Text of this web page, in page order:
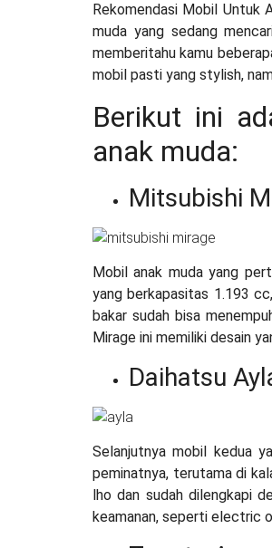
Rekomendasi Mobil Untuk
muda yang sedang
memberitahu kamu
mobil pasti yang stylish,
Berikut ini
anak muda:
Mitsubishi
Mobil anak muda yang
yang berkapasitas 1.193
bakar sudah bisa
Mirage ini memiliki desain
Daihatsu
Selanjutnya mobil kedua
peminatnya, terutama di
lho dan sudah dilengkapi
keamanan, seperti electric